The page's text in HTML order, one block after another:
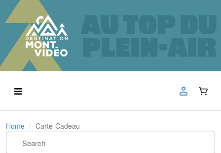
Home Carte-Cadeau